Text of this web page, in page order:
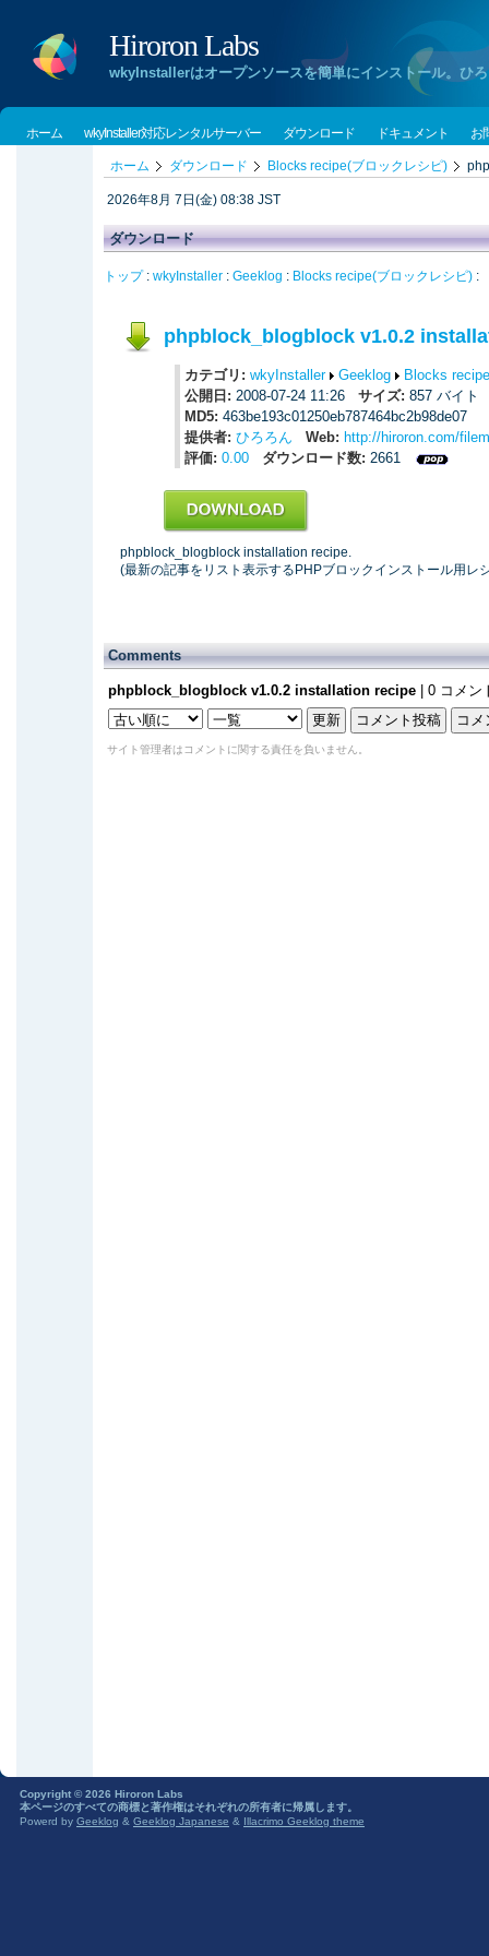
Hiroron Labs
wkyInstallerはオープンソースを簡単にインストール。ひ
ホーム wkyInstaller対応レンタルサーバー ダウンロード ドキュメント お
ホーム ダウンロード Blocks recipe(ブロックレシピ)
2026年8月 7日(金) 08:38 JST
ダウンロード
トップ: wkyInstaller : Geeklog : Blocks recipe(ブロックレシピ) :
phpblock_blogblock v1.0.2
カテゴリ: wkyInstaller Geeklog
Blocks
公開日: 2008-07-24 11:26 サイズ: 857 バイ
MD5: 463be193c01250eb787464bc2b98de07
提供者: ひろろん Web: http://hiroron.com/
評価: 0.00 ダウンロード数: 2661
phpblock_blogblock installation recipe.
(最新の記事をリスト表示するPHPブロックインストール用レ
Comments
phpblock_blogblock v1.0.2 installation recipe | 0 コメ
サイト管理者はコメントに関する責任を負いません。
Copyright © 2026 Hiroron Labs
本ページのすべての商標と著作権はそれぞれの所有者に帰属します。
Powerd by Geeklog & Geeklog Japanese & Illacrimo Geeklog theme